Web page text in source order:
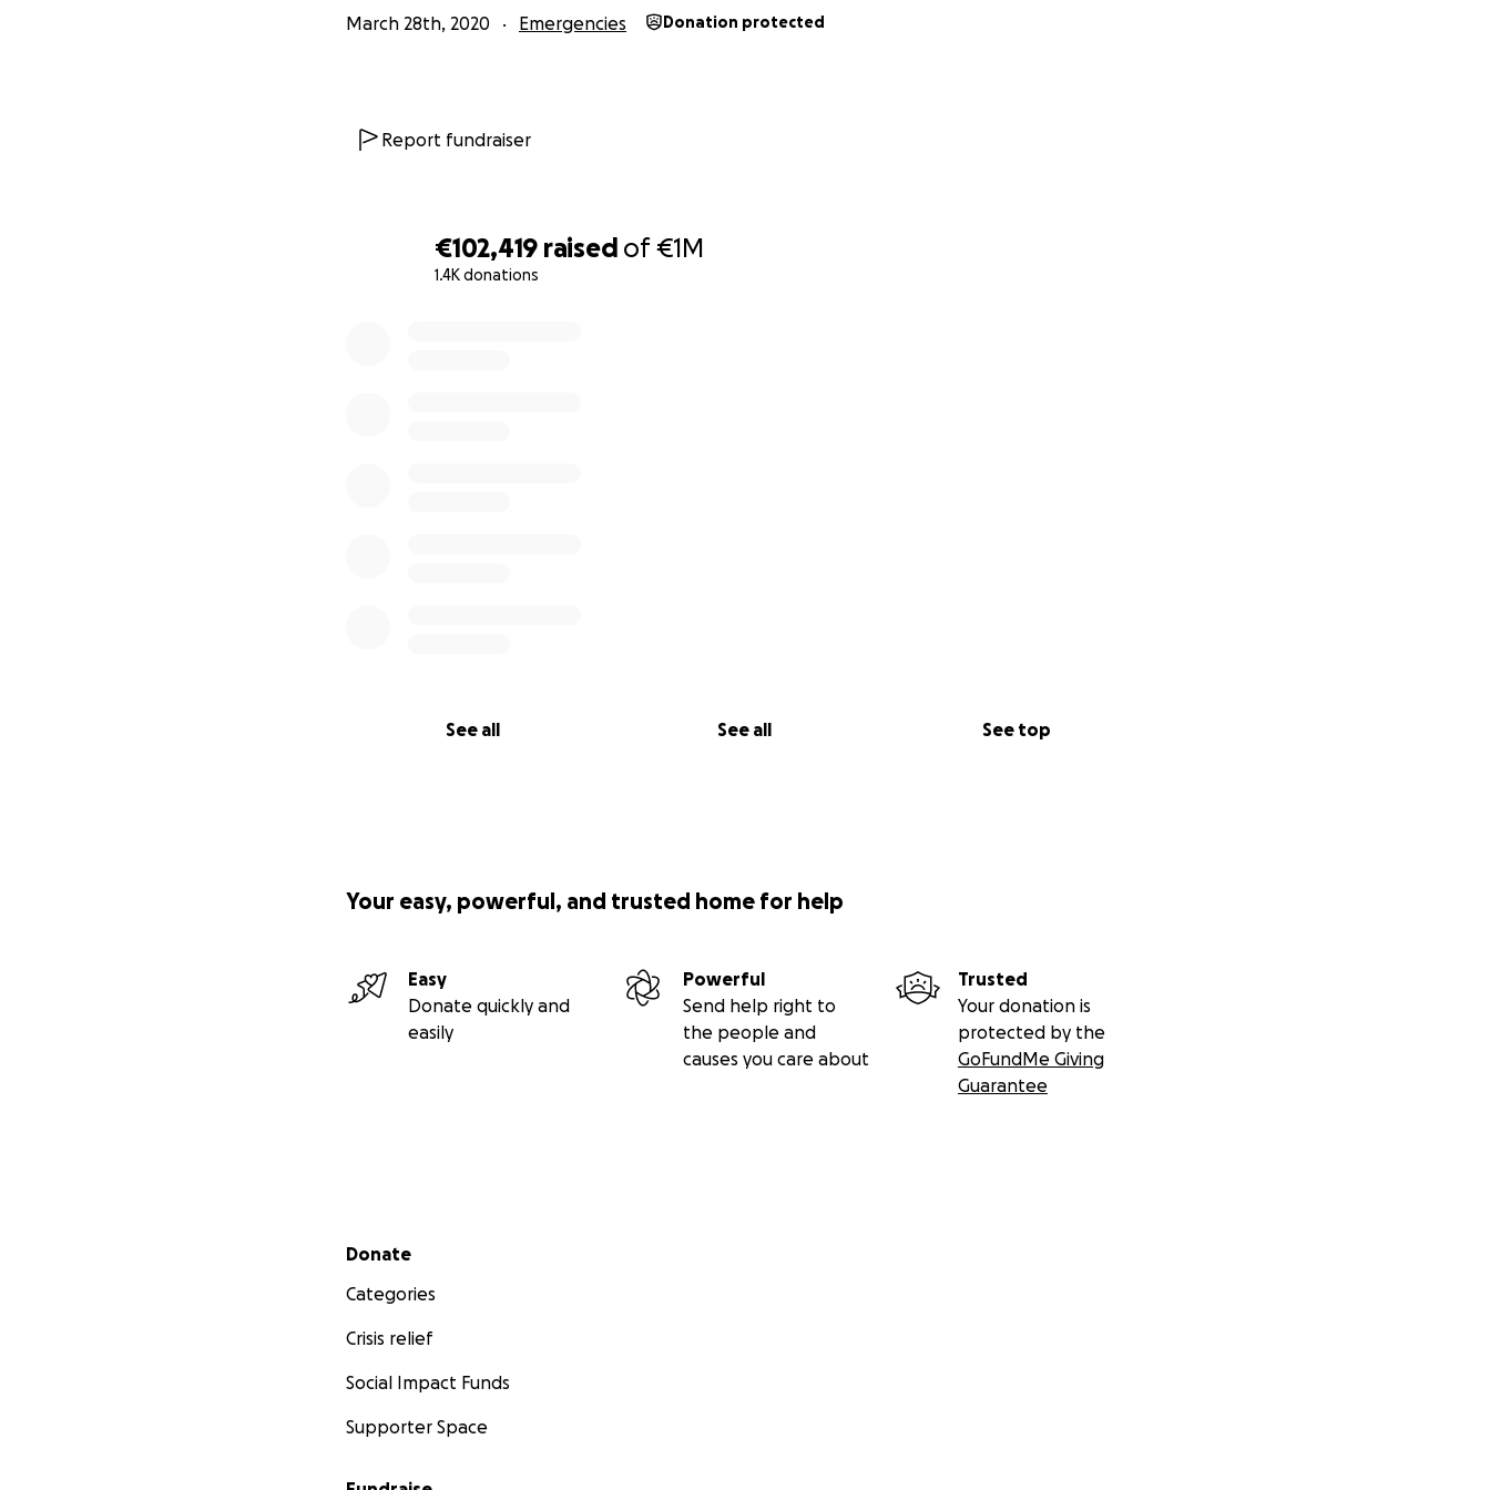
€102,419 raised of€1M
1.4K donations
See all See all See top
March 28th, 2020 Emergencies Donation protected
Report fundraiser
Your easy, powerful, and trusted home for help
Easy
Donate quickly and
easily
Powerful
Send help right to
the people and
causes you care about
Trusted
Your donation is
protected by the
GoFundMe Giving
Guarantee
Secondary menu
Donate
Categories
Crisis relief
Social Impact Funds
Supporter Space